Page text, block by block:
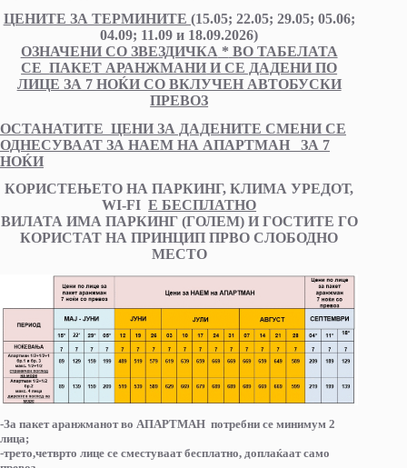
ЦЕНИТЕ ЗА ТЕРМИНИТЕ (15.05; 22.05; 29.05; 05.06;
04.09; 11.09 и 18.09.2026)
ОЗНАЧЕНИ СО ЗВЕЗДИЧКА * ВО ТАБЕЛАТА
СЕПАКЕТ АРАНЖМАНИ И СЕ ДАДЕНИ ПО
ЛИЦЕ ЗА 7 НОЌИ СО ВКЛУЧЕН АВТОБУСКИ
ПРЕВОЗ
ОСТАНАТИТЕ ЦЕНИ ЗА ДАДЕНИТЕ СМЕНИ СЕ
ОДНЕСУВААТ ЗА НАЕМ НА АПАРТМАН ЗА 7
НОЌИ
КОРИСТЕЊЕТО НА ПАРКИНГ, КЛИМА УРЕДОТ,
WI-FIЕ БЕСПЛАТНО
ВИЛАТА ИМА ПАРКИНГ (ГОЛЕМ) И ГОСТИТЕ ГО
КОРИСТАТ НА ПРИНЦИП ПРВО СЛОБОДНО
МЕСТО
-За пакет аранжманот во АПАРТМАН потребни се минимум 2
лица;
-трето,четврто лице се сместуваат бесплатно, доплаќаат само